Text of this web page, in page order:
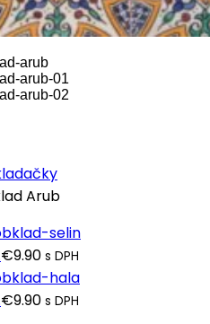
Arub
€9.90 s DPH
€9.90 s DPH